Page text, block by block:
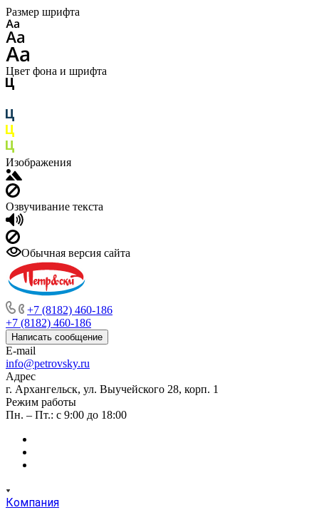
Размер шрифта
Цвет фона и шрифта
Изображения
Озвучивание текста
Обычная версия сайта
+7 (8182) 460-186
+7 (8182) 460-186
Написать сообщение
E-mail
info@petrovsky.ru
Адрес
г. Архангельск, ул. Выучейского 28, корп. 1
Режим работы
Пн. – Пт.: с 9:00 до 18:00
Компания